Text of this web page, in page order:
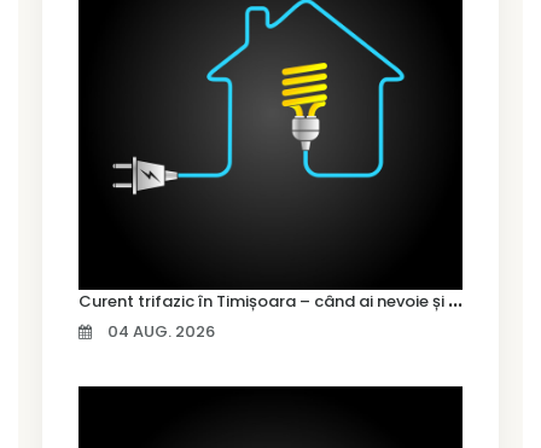
C
urent trifazic în Timișoara – când ai nevoie și cum îl alegi
04 AUG. 2026